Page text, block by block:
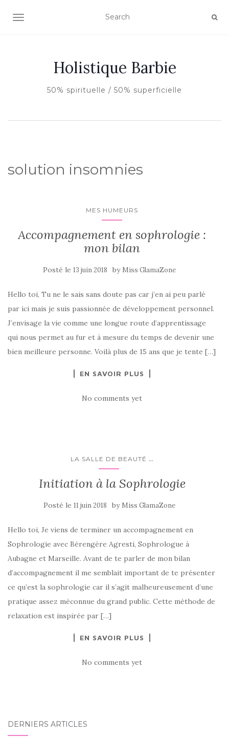
AFFICHER/MASQUER LA NAVIGATION
Holistique Barbie
50% spirituelle / 50% superficielle
solution insomnies
MES HUMEURS
Accompagnement en sophrologie :
mon bilan
Posté le 13 juin 2018 by Miss GlamaZone
Hello toi, Tu ne le sais sans doute pas car j’en ai peu parlé
par ici mais je suis passionnée de développement personnel.
J’envisage la vie comme une longue route d’apprentissage
qui nous permet au fur et à mesure du temps de devenir une
bien meilleure personne. Voilà plus de 15 ans que je tente […]
EN SAVOIR PLUS
No comments yet
LA SALLE DE BEAUTÉ ...
Initiation à la Sophrologie
Posté le 11 juin 2018 by Miss GlamaZone
Hello toi, Je viens de terminer un accompagnement en
Sophrologie avec Bérengère Agresti, Sophrologue à
Aubagne et Marseille. Avant de te parler de mon bilan
d’accompagnement il me semblait important de te présenter
ce qu’est la sophrologie car il s’agit malheureusement d’une
pratique assez méconnue du grand public. Cette méthode de
relaxation est inspirée par […]
EN SAVOIR PLUS
No comments yet
DERNIERS ARTICLES